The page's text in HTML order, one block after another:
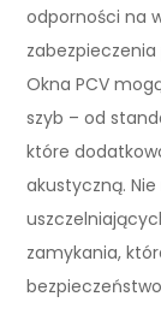
odporności na
Okna PCV
szyb – od
które
akustyczną.
zamykania,